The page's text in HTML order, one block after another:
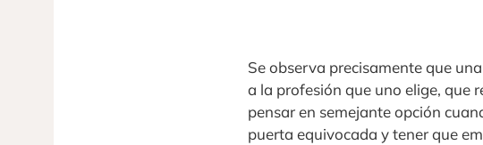
Se observa precisamente que
a la profesión que uno elige, que
pensar en semejante opción
puerta equivocada y tener que